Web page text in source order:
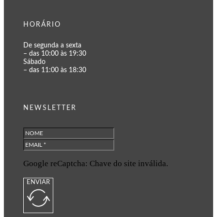
HORÁRIO
De segunda a sexta
– das 10:00 às 19:30
Sábado
– das 11:00 às 18:30
NEWSLETTER
Google reCaptcha: Chave do site inválida.
ENVIAR